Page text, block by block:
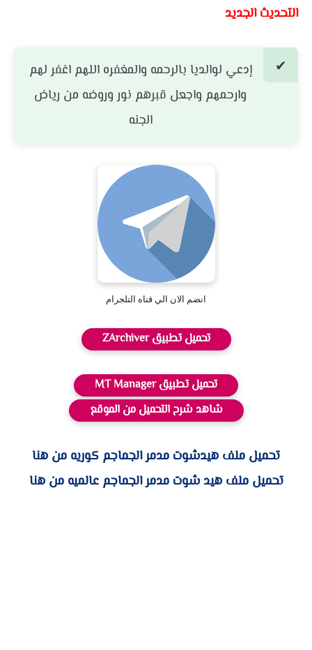
التحديث الجديد
إدعي لوالديا بالرحمه والمغفره اللهم اغفر لهم
وارحمهم واجعل قبرهم نور وروضه من رياض
الجنه
انضم الان الي قناه التلجرام
تحميل تطبيق ZArchiver
تحميل تطبيق MT Manager
شاهد شرح التحميل من الموقع
تحميل ملف هيدشوت مدمر الجماجم كوريه من هنا
تحميل ملف هيد شوت مدمر الجماجم عالميه من هنا